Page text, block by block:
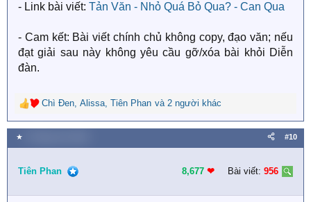
- Link bài viết: Tản Văn - Nhỏ Quá Bỏ Qua? - Can Qua
- Cam kết: Bài viết chính chủ không copy, đạo văn; nếu
đạt giải sau này không yêu cầu gỡ/xóa bài khỏi Diễn
đàn.
R
e
a
c
i
n
Chì Đen, Alissa, Tiên Phan và 2 người khác
★ #10
Tiên Phan 8,677 ❤︎ Bài viết: 956